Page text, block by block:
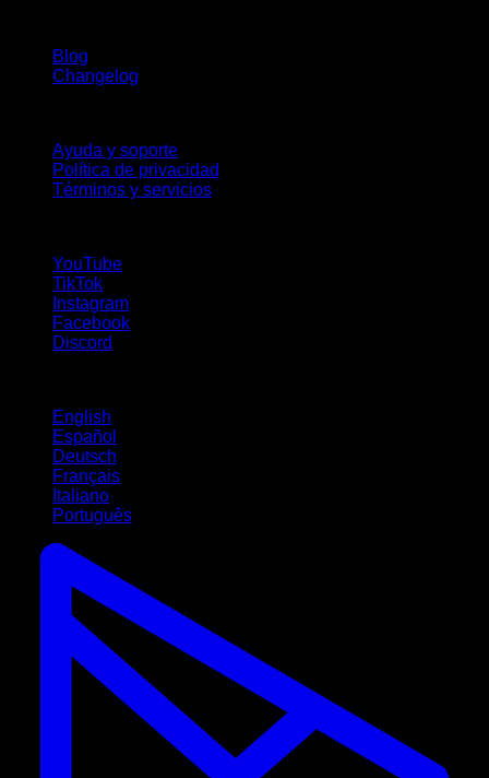
Blog
Changelog
Ayuda y soporte
Política de privacidad
Términos y servicios
YouTube
TikTok
Instagram
Facebook
Discord
English
Español
Deutsch
Français
Italiano
Português